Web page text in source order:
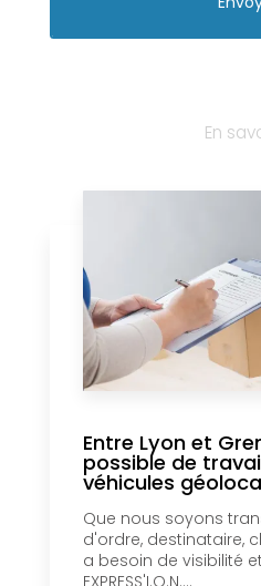
En
Entre Lyon et
possible de
véhicules
Que nous soyons
d'ordre, destinataire,
a besoin de visibilité